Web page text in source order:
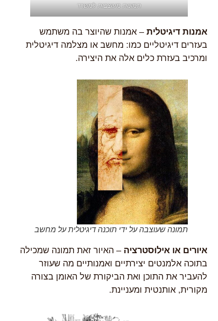
תמונות מעוצבות למשרד
אמנות דיגיטלית – אמנות שהיוצר בה משתמש
בעזרים דיגיטליים כמו: מחשב או מצלמה דיגיטלית
ומרכיב בעזרת כלים אלה את היצירה.
תמונה שעוצבה על ידי תוכנה דיגיטלית על מחשב
איורים אואילוּסטרציה – האיור זאת תמונה שמכילה
בתוכה אלמנטים יצירתיים ואמנותיים מה שעוזר
להעביר את התוכן ואת הביקורת של האומן בצורה
מקורית, אותנטית ומעניינת.